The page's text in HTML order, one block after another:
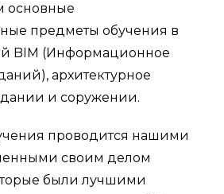
основные
предметы обучения в
BIM (Информационное
архитектурное
и соружении.
проводится нашими
своим делом
были лучшими